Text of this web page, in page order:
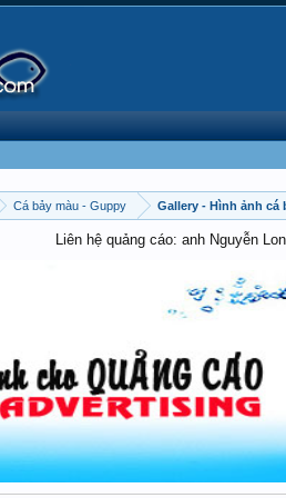
Cá bảy màu - Guppy Gallery - Hình ảnh cá
Liên hệ quảng cáo: anh Nguyễn